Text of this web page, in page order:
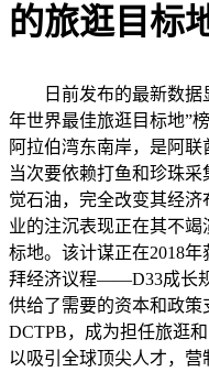
的旅逛目标
日前发布的最新数据显
年世界最佳旅逛目标地”
阿拉伯湾东南岸，是阿
当次要依赖打鱼和珍珠
觉石油，完全改变其经
业的注沉表现正在其不竭
标地。该计谋正在2018年
拜经济议程——D33成长
供给了需要的资本和政策
DCTPB，成为担任旅逛
以吸引全球顶尖人才，